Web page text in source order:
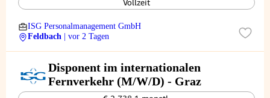
Vollzeit
ISG Personalmanagement GmbH
Feldbach
| vor 2 Tagen
Disponent im internationalen
Fernverkehr (M/W/D) - Graz